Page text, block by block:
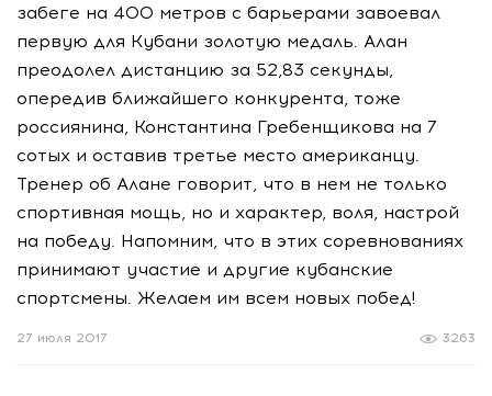
забеге на 400 метров с барьерами завоевал
первую для Кубани золотую медаль. Алан
преодолел дистанцию за 52,83 секунды,
опередив ближайшего конкурента, тоже
россиянина, Константина Гребенщикова на 7
сотых и оставив третье место американцу.
Тренер об Алане говорит, что в нем не только
спортивная мощь, но и характер, воля, настрой
на победу. Напомним, что в этих соревнованиях
принимают участие и другие кубанские
спортсмены. Желаем им всем новых побед!
3263
27 июля 2017